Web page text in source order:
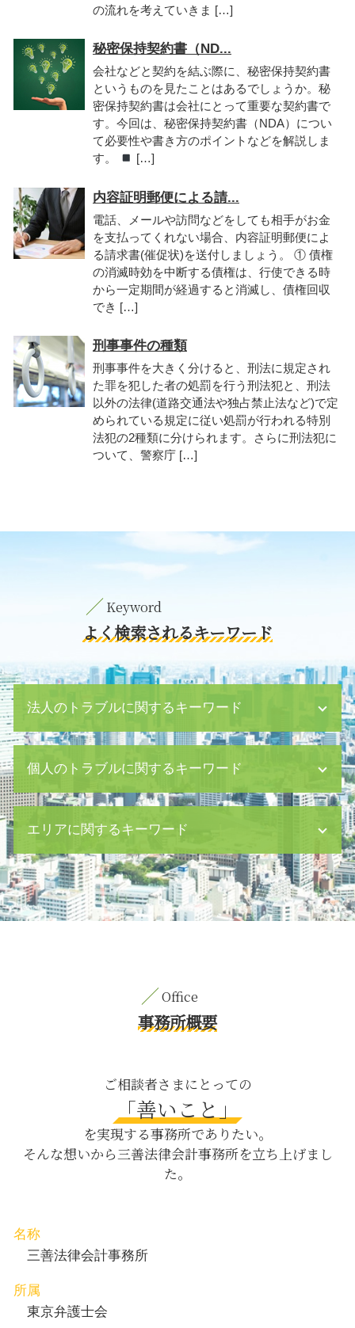
の流れを考えていきま […]
秘密保持契約書（ND...
会社などと契約を結ぶ際に、秘密保持契約書
というものを見たことはあるでしょうか。秘
密保持契約書は会社にとって重要な契約書で
す。今回は、秘密保持契約書（NDA）につい
て必要性や書き方のポイントなどを解説しま
す。
[…]
内容証明郵便による請...
電話、メールや訪問などをしても相手がお金
を支払ってくれない場合、内容証明郵便によ
る請求書(催促状)を送付しましょう。 ① 債権
の消滅時効を中断する債権は、行使できる時
から一定期間が経過すると消滅し、債権回収
でき […]
刑事事件の種類
刑事事件を大きく分けると、刑法に規定され
た罪を犯した者の処罰を行う刑法犯と、刑法
以外の法律(道路交通法や独占禁止法など)で定
められている規定に従い処罰が行われる特別
法犯の2種類に分けられます。さらに刑法犯に
ついて、警察庁 […]
よく検索されるキーワード
法人のトラブルに関するキーワード
紛争 和解
支払 督促
売掛金 回収
企業 裁判 紛争
弁護士 顧問契約
パワハラ 退職
残業代請求 時効
秘密保持契約書 書き方
予防法務 企業
ハラスメント 定義
借金 差し押さえ
m&a 株式 会社
個人のトラブルに関するキーワード
相続人 調査
養育費 調停 弁護士費用
相続法 改正
遺留分 請求されたら
恐喝 事件
人身事故 慰謝料
被害者 代理人
親権 経済 面
公正証書 遺言 効力
dv 慰謝料
刑法犯 対象
自筆証書遺言 改正
エリアに関するキーワード
労働問題 日比谷 相談
刑事事件 八丁堀 弁護士
離婚 日比谷 相談
労働問題 茅場町 相談
養育費 新宿区 相談
親権取得 目黒区 弁護士
内容証明郵便 日比谷 相談
離婚 渋谷区 相談
M&A 新宿区 弁護士
契約書作成 中央区 相談
刑事事件 中央区 弁護士
企業法務 八丁堀 弁護士
刑事事件 新宿区 相談
事務所概要
ご相談者さまにとっての
「善いこと」
を実現する事務所でありたい。
そんな想いから三善法律会計事務所を立ち上げまし
た。
名称
三善法律会計事務所
所属
東京弁護士会